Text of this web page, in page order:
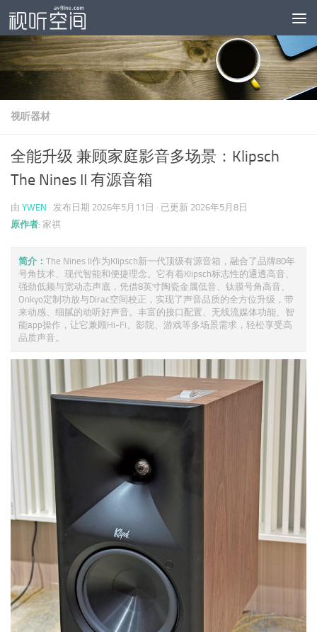
跳至内容
视听器材
全能升级 兼顾家庭影音多场景：Klipsch
The Nines II 有源音箱
由 YWEN · 发布日期 2026年5月11日 · 已更新 2026年5月8日
原作者: 家祺
简介： The Nines II作为Klipsch新一代顶级有源音箱，融合了品牌80年
号角技术、现代智能和便捷理念。它有着Klipsch标志性的通透高音、
强劲低频与宽动态声底，凭借8英寸陶瓷金属低音、钛膜号角高音、
Onkyo定制功放与Dirac空间校正，实现了声音品质的全方位升级，带
来动感、细腻的动听好声音。丰富的接口配置、无线流媒体功能、智
能app操作，让它兼顾Hi-Fi、影院、游戏等多场景需求，轻松享受高
品质声音。